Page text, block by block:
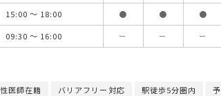
15:00 ～ 18:00
● ● ●
09:30 ～ 16:00
－ － －
医師在籍 バリアフリー対応 駅徒歩5分圏内